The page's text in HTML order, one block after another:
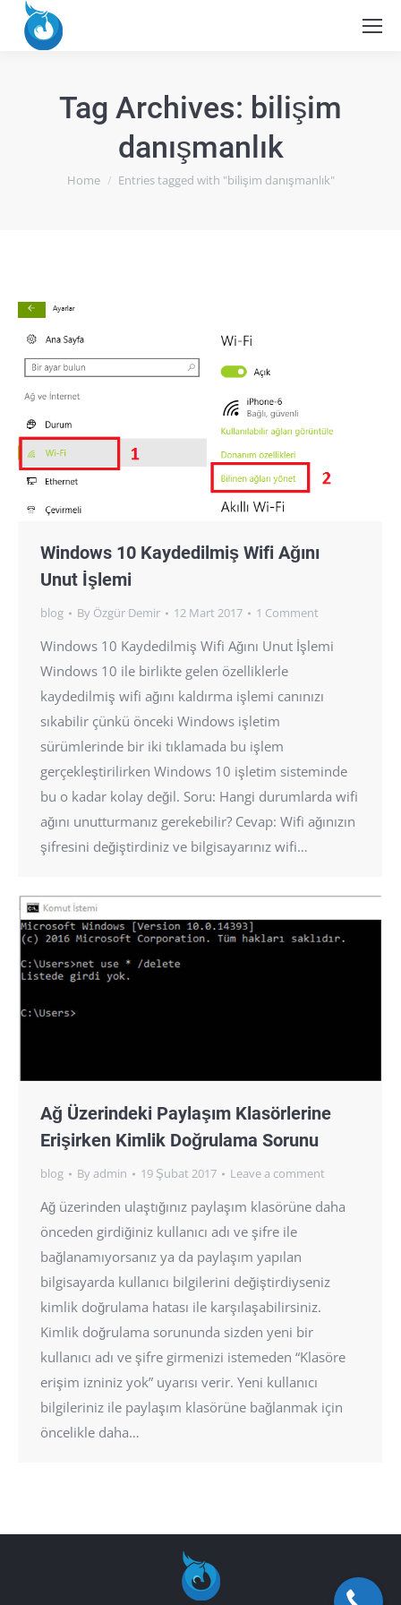
Tag Archives: bilişim
danışmanlık
You are here:
Home Entries tagged with "bilişim danışmanlık"
Windows 10 Kaydedilmiş Wifi Ağını
Unut İşlemi
blog By Özgür Demir 12 Mart 2017 1 Comment
Windows 10 Kaydedilmiş Wifi Ağını Unut İşlemi
Windows 10 ile birlikte gelen özelliklerle
kaydedilmiş wifi ağını kaldırma işlemi canınızı
sıkabilir çünkü önceki Windows işletim
sürümlerinde bir iki tıklamada bu işlem
gerçekleştirilirken Windows 10 işletim sisteminde
bu o kadar kolay değil. Soru: Hangi durumlarda wifi
ağını unutturmanız gerekebilir? Cevap: Wifi ağınızın
şifresini değiştirdiniz ve bilgisayarınız wifi…
Ağ Üzerindeki Paylaşım Klasörlerine
Erişirken Kimlik Doğrulama Sorunu
blog Byadmin 19 Şubat 2017 Leave a comment
Ağ üzerinden ulaştığınız paylaşım klasörüne daha
önceden girdiğiniz kullanıcı adı ve şifre ile
bağlanamıyorsanız ya da paylaşım yapılan
bilgisayarda kullanıcı bilgilerini değiştirdiyseniz
kimlik doğrulama hatası ile karşılaşabilirsiniz.
Kimlik doğrulama sorununda sizden yeni bir
kullanıcı adı ve şifre girmenizi istemeden “Klasöre
erişim izniniz yok” uyarısı verir. Yeni kullanıcı
bilgileriniz ile paylaşım klasörüne bağlanmak için
öncelikle daha…